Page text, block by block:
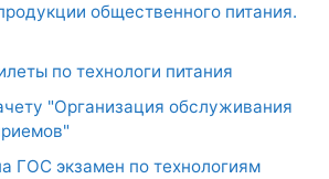
общественного питания.
по технологи питания
"Организация обслуживания
ГОС экзамен по технологиям